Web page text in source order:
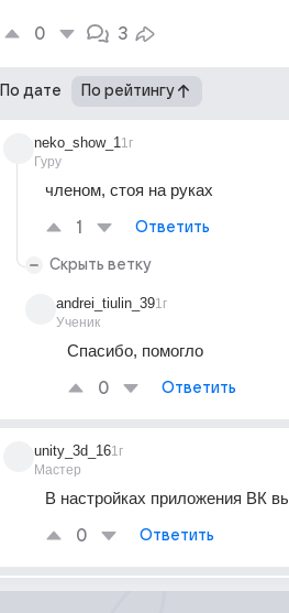
0 3
По дате По рейтингу
neko_show_1
Гуру
1г
членом, стоя на руках
1 Ответить
Скрыть ветку
andrei_tiulin_39
Ученик
1г
Спасибо, помогло
0 Ответить
unity_3d_16
Мастер
1г
В настройках приложения ВК
0 Ответить